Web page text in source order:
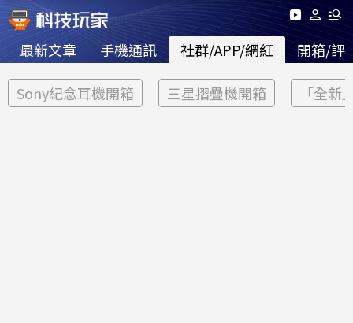
最新文章 手機通訊 社群/APP/網紅 開箱/評
Sony紀念耳機開箱 三星摺疊機開箱 「全新